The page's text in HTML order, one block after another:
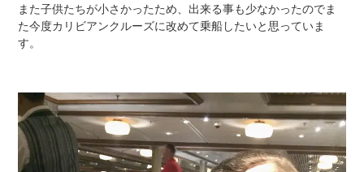
また子供たちが小さかったため、出来る事も少なかったのでま
た今度カリビアンクルーズに改めて乗船したいと思っていま
す。